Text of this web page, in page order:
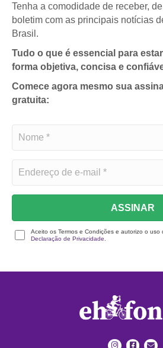
Tenha a comodidade de receber,
boletim com as principais notícias
Brasil.
Tudo o que é essencial para
forma objetiva, concisa e
Comece agora mesmo sua
gratuita:
ASSINAR
Aceito os Termos e Condições e autorizo o
Declaração de Privacidade.